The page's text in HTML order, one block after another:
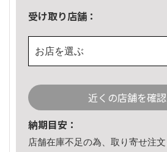
受け取り店舗：
お店を選ぶ
近くの店舗を確
納期目安：
店舗在庫不足の為、取り寄せ注文